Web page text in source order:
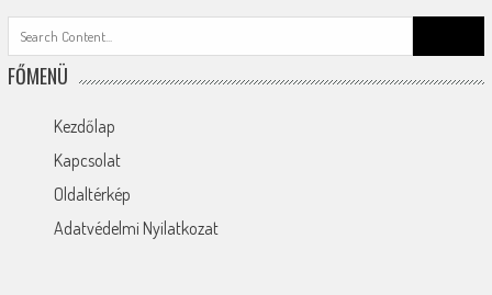
FŐMENÜ
Kezdőlap
Kapcsolat
Oldaltérkép
Adatvédelmi Nyilatkozat